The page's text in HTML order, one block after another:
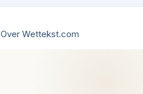
Over Wettekst.com